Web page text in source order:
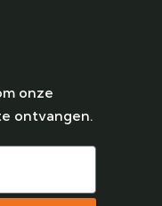
onze
ontvangen.